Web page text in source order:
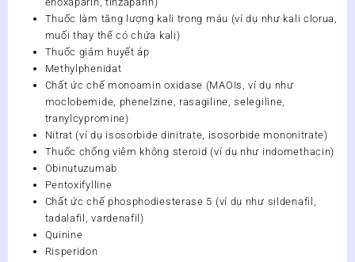
Thuốc làm tăng lượng kali trong máu (ví dụ như kali clorua,
muối thay thế có chứa kali)
Thuốc giảm huyết áp
Methylphenidat
Chất ức chế monoamin oxidase (MAOIs, ví dụ như
moclobemide, phenelzine, rasagiline, selegiline,
tranylcypromine)
Nitrat (ví dụ isosorbide dinitrate, isosorbide mononitrate)
Thuốc chống viêm không steroid (ví dụ như indomethacin)
Obinutuzumab
Pentoxifylline
Chất ức chế phosphodiesterase 5 (ví dụ như sildenafil,
tadalafil, vardenafil)
Quinine
Risperidon